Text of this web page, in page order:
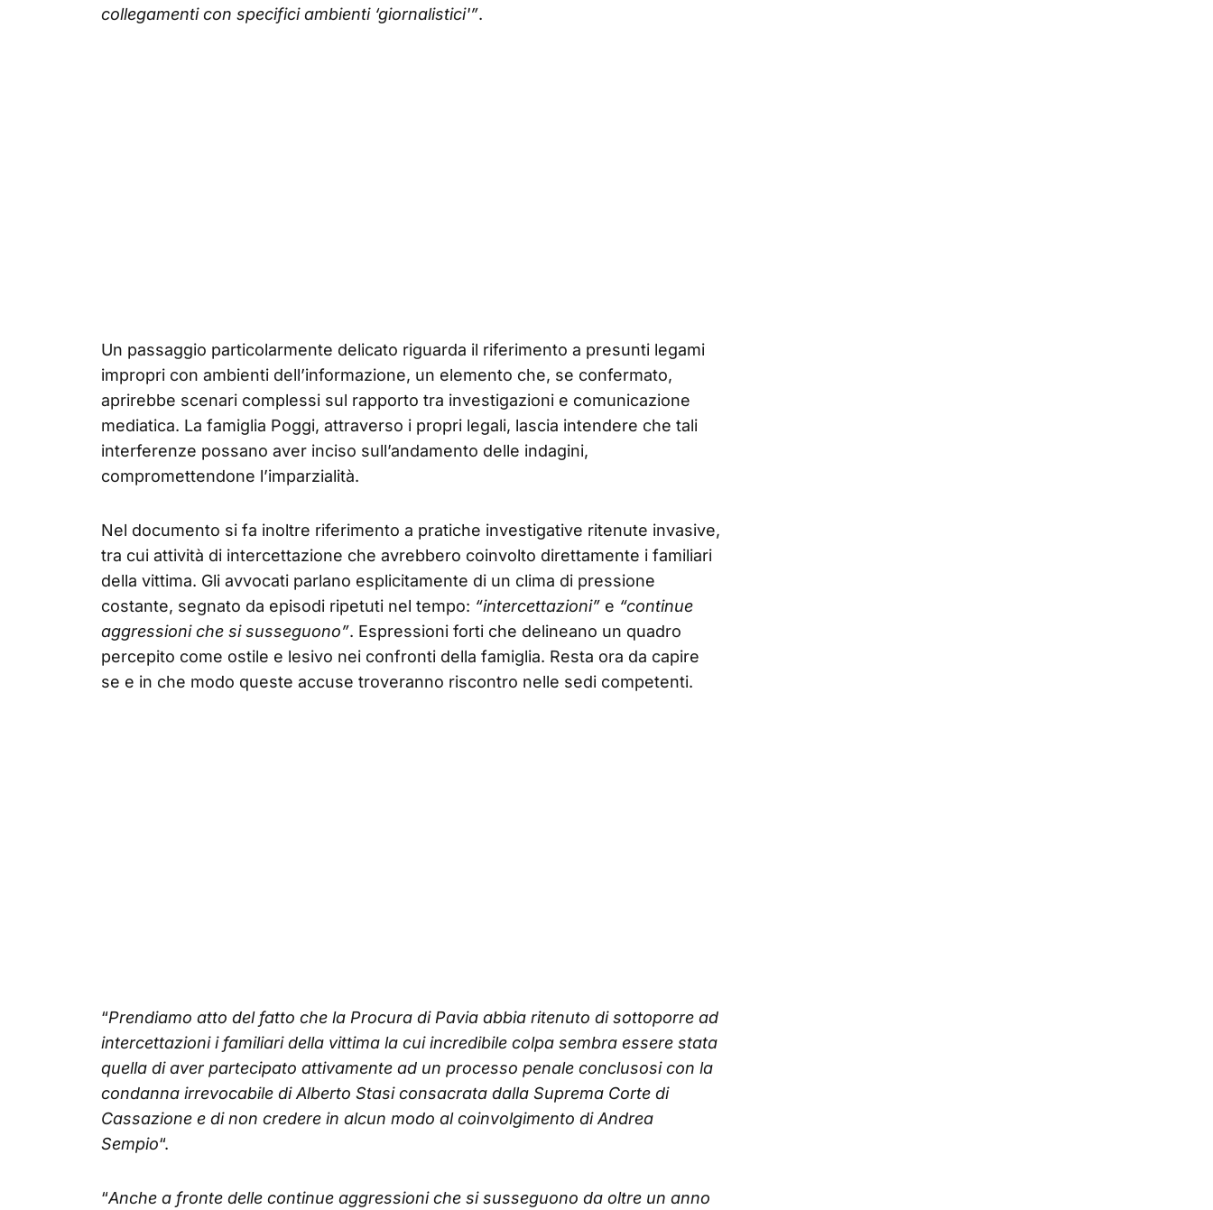
collegamenti con specifici ambienti ‘giornalistici'”.
Un passaggio particolarmente delicato riguarda il riferimento a presunti legami
impropri con ambienti dell’informazione, un elemento che, se confermato,
aprirebbe scenari complessi sul rapporto tra investigazioni e comunicazione
mediatica. La famiglia Poggi, attraverso i propri legali, lascia intendere che tali
interferenze possano aver inciso sull’andamento delle indagini,
compromettendone l’imparzialità.
Nel documento si fa inoltre riferimento a pratiche investigative ritenute invasive,
tra cui attività di intercettazione che avrebbero coinvolto direttamente i familiari
della vittima. Gli avvocati parlano esplicitamente di un clima di pressione
costante, segnato da episodi ripetuti nel tempo: “intercettazioni” e “continue
aggressioni che si susseguono”. Espressioni forti che delineano un quadro
percepito come ostile e lesivo nei confronti della famiglia. Resta ora da capire
se e in che modo queste accuse troveranno riscontro nelle sedi competenti.
“Prendiamo atto del fatto che la Procura di Pavia abbia ritenuto di sottoporre ad
intercettazioni i familiari della vittima la cui incredibile colpa sembra essere stata
quella di aver partecipato attivamente ad un processo penale conclusosi con la
condanna irrevocabile di Alberto Stasi consacrata dalla Suprema Corte di
Cassazione e di non credere in alcun modo al coinvolgimento di Andrea
Sempio“.
“Anche a fronte delle continue aggressioni che si susseguono da oltre un anno